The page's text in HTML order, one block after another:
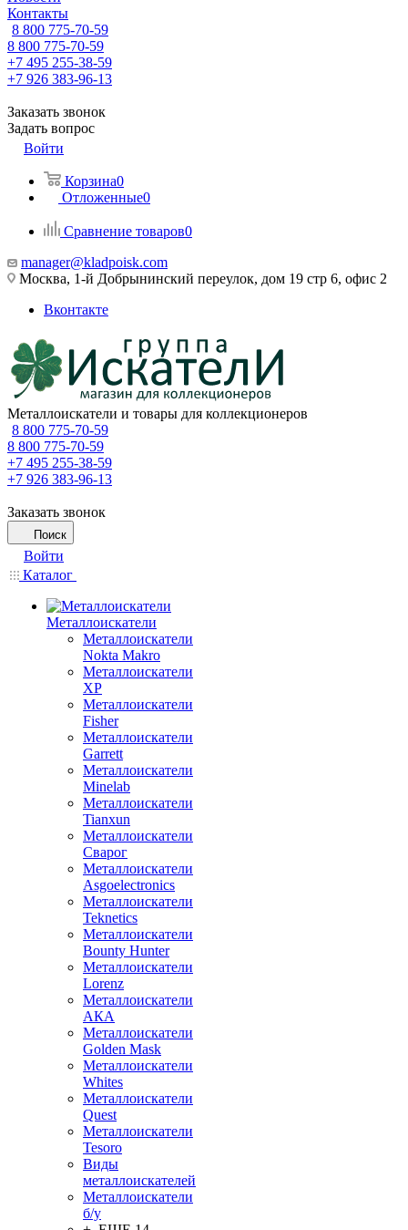
Контакты
8 800 775-70-59
8 800 775-70-59
+7 495 255-38-59
+7 926 383-96-13
Заказать звонок
Задать вопрос
Войти
Корзина0
Отложенные0
Сравнение товаров0
manager@kladpoisk.com
Москва, 1-й Добрынинский переулок, дом 19 стр 6, офис 2
Вконтакте
Металлоискатели и товары для коллекционеров
8 800 775-70-59
8 800 775-70-59
+7 495 255-38-59
+7 926 383-96-13
Заказать звонок
Поиск
Войти
Каталог
Металлоискатели
Металлоискатели
Nokta Makro
Металлоискатели
XP
Металлоискатели
Fisher
Металлоискатели
Garrett
Металлоискатели
Minelab
Металлоискатели
Tianxun
Металлоискатели
Сварог
Металлоискатели
Asgoelectronics
Металлоискатели
Teknetics
Металлоискатели
Bounty Hunter
Металлоискатели
Lorenz
Металлоискатели
АКА
Металлоискатели
Golden Mask
Металлоискатели
Whites
Металлоискатели
Quest
Металлоискатели
Tesoro
Виды
металлоискателей
Металлоискатели
б/у